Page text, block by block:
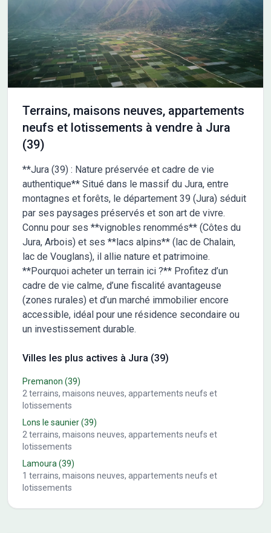
garanties bancaires sans équivalent sécurisant votre
investissement, et surtout des assurances construction parmi
les meilleures. Avec notre expérience reconnue par tous les
professionnels, nous vous accompagnons dans l'intégralité de
votre projet afin de vous aider à chiffrer tous les frais annexes
de votre construction et vous permettre d'aller jusqu'à la
remise des clés en toute sérénité. Ref SG 2648
Terrains, maisons neuves, appartements
neufs et lotissements à vendre à Jura
(39)
**Jura (39) : Nature préservée et cadre de vie
authentique** Situé dans le massif du Jura, entre
montagnes et forêts, le département 39 (Jura) séduit
par ses paysages préservés et son art de vivre.
Connu pour ses **vignobles renommés** (Côtes du
Jura, Arbois) et ses **lacs alpins** (lac de Chalain,
lac de Vouglans), il allie nature et patrimoine.
**Pourquoi acheter un terrain ici ?** Profitez d’un
cadre de vie calme, d’une fiscalité avantageuse
(zones rurales) et d’un marché immobilier encore
accessible, idéal pour une résidence secondaire ou
un investissement durable.
Villes les plus actives à Jura (39)
Premanon (39)
2 terrains, maisons neuves, appartements neufs et
lotissements
Lons le saunier(39)
2 terrains, maisons neuves, appartements neufs et
lotissements
Lamoura (39)
1 terrains, maisons neuves, appartements neufs et
lotissements